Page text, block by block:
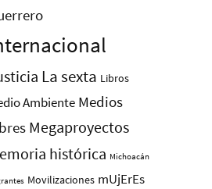
La sexta Libros
Ambiente Medios
Megaproyectos
histórica Michoacán
Movilizaciones mUjErEs